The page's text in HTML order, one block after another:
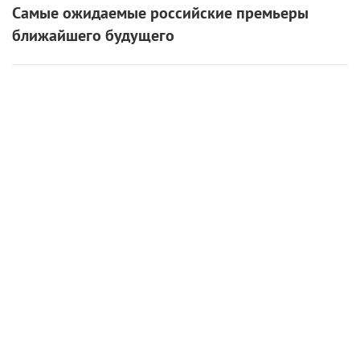
Самые ожидаемые российские премьеры
ближайшего будущего